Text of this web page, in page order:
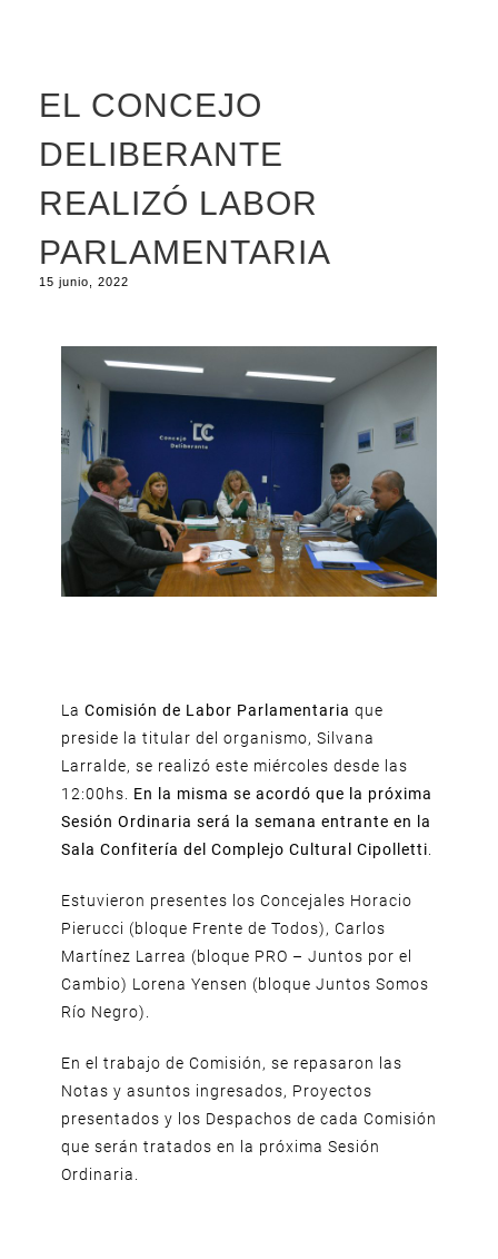
EL CONCEJO
DELIBERANTE
REALIZÓ LABOR
PARLAMENTARIA
15 junio, 2022
La Comisión de Labor Parlamentaria que
preside la titular del organismo, Silvana
Larralde, se realizó este miércoles desde las
12:00hs. En la misma se acordó que la próxima
Sesión Ordinaria será la semana entrante en la
Sala Confitería del Complejo Cultural Cipolletti
Estuvieron presentes los Concejales Horacio
Pierucci (bloque Frente de Todos), Carlos
Martínez Larrea (bloque PRO – Juntos por el
Cambio) Lorena Yensen (bloque Juntos Somos
Río Negro).
En el trabajo de Comisión, se repasaron las
Notas y asuntos ingresados, Proyectos
presentados y los Despachos de cada Comisión
que serán tratados en la próxima Sesión
Ordinaria.